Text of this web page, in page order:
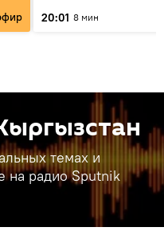
20:01 8 мин
темах и
на радио Sputnik